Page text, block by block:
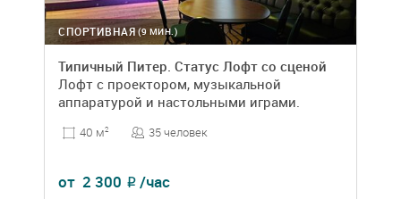
(9 МИН.)
СПОРТИВНАЯ
Типичный Питер. Статус Лофт со сценой
Лофт с проектором, музыкальной
аппаратурой и настольными играми.
40 м2 35 человек
от 2 300 ₽ /час